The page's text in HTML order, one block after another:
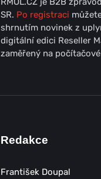
SR. Po registraci
shrnutím novinek z
digitální edici Reseller
zaměřený na
Redakce
František Doupal